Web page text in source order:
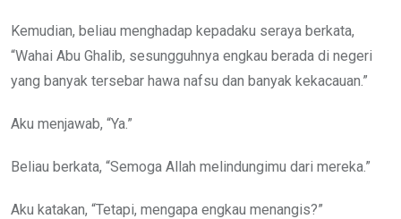
Kemudian, beliau menghadap kepadaku seraya berkata,
“Wahai Abu Ghalib, sesungguhnya engkau berada di negeri
yang banyak tersebar hawa nafsu dan banyak kekacauan.”
Aku menjawab, “Ya.”
Beliau berkata, “Semoga Allah melindungimu dari mereka.”
Aku katakan, “Tetapi, mengapa engkau menangis?”